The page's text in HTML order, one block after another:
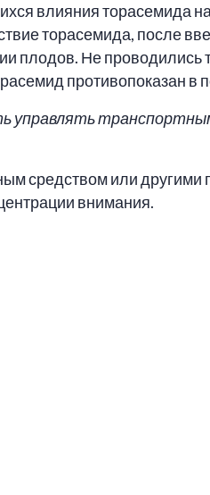
влияния торасемида
торасемида, после
плодов. Не проводились
противопоказан в
управлять
средством или
внимания.